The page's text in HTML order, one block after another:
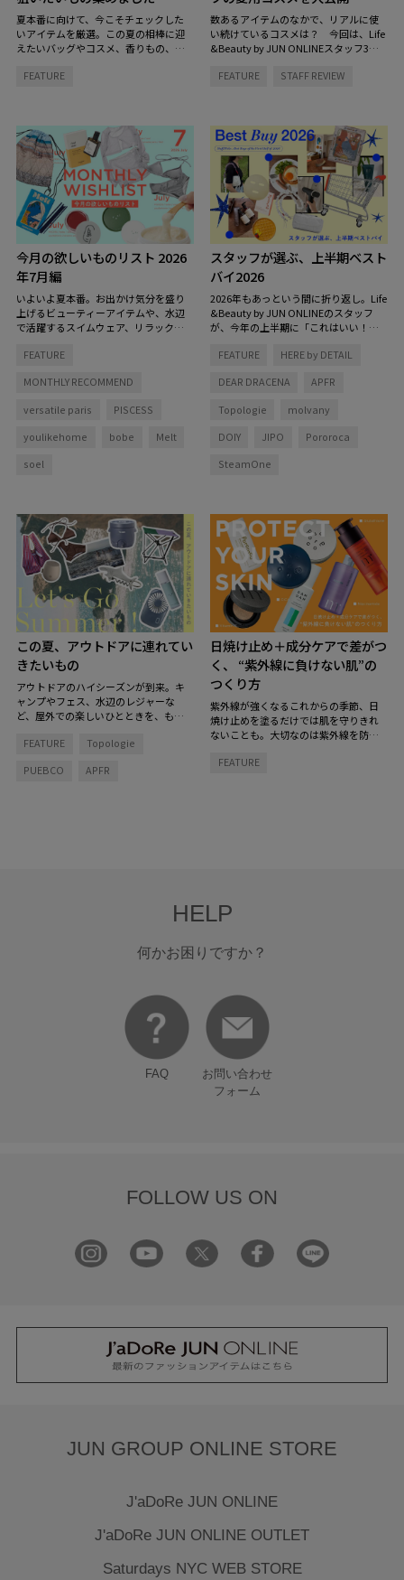
夏本番に向けて、今こそチェックした
いアイテムを厳選。この夏の相棒に迎
えたいバッグやコスメ、香りもの、イ
プをご紹介します。
FEATURE
数あるアイテムのなかで、リアルに使
い続けているコスメは？ 今回は、Life
&Beauty by JUN ONLINEスタッフ3名
キンケアからヘアケアまで、毎日の定
FEATURE STAFF REVIEW
今月の欲しいものリスト 2026
年7月編
いよいよ夏本番。お出かけ気分を盛り
上げるビューティーアイテムや、水辺
で活躍するスイムウェア、リラックス
と心地よく、自分らしく過ごすための
FEATURE
MONTHLY RECOMMEND
versatile paris PISCESS
youlikehome bobe Melt
soel
スタッフが選ぶ、上半期ベスト
バイ2026
2026年もあっという間に折り返し。Life
&Beauty by JUN ONLINEのスタッフ
が、今年の上半期に「これはいい！」
しました。
FEATURE HERE by DETAIL
DEAR DRACENA APFR
Topologie molvany
DOIY JIPO Pororoca
SteamOne
この夏、アウトドアに連れてい
きたいもの
アウトドアのハイシーズンが到来。キ
ャンプやフェス、水辺のレジャーな
ど、屋外での楽しいひとときを、もっ
えました。 とっておきのアイテムを持
を！
FEATURE Topologie
PUEBCO APFR
日焼け止め＋成分ケアで差がつ
く、 “紫外線に負けない肌”の
つくり方
紫外線が強くなるこれからの季節、日
焼け止めを塗るだけでは肌を守りきれ
ないことも。大切なのは紫外線を防ぐ
ョンを整えること。
FEATURE
HELP
何かお困りですか？
FAQ
お問い合わせ
フォーム
FOLLOW US ON
JUN GROUP ONLINE STORE
J'aDoRe JUN ONLINE
J'aDoRe JUN ONLINE OUTLET
Saturdays NYC WEB STORE